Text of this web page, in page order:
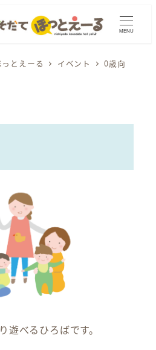
MENU
とえーる イベント
0歳向
遊べるひろばです。